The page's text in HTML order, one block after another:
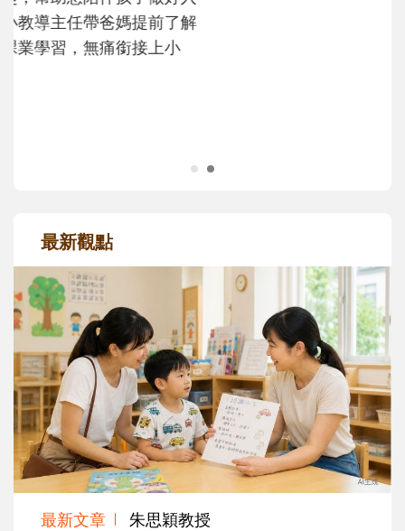
大。從給予安全感的肢體遊戲，到獨立自
主、角色認同及解決問題的能力養成。爸爸
最新觀點
最新文章 朱思穎教授